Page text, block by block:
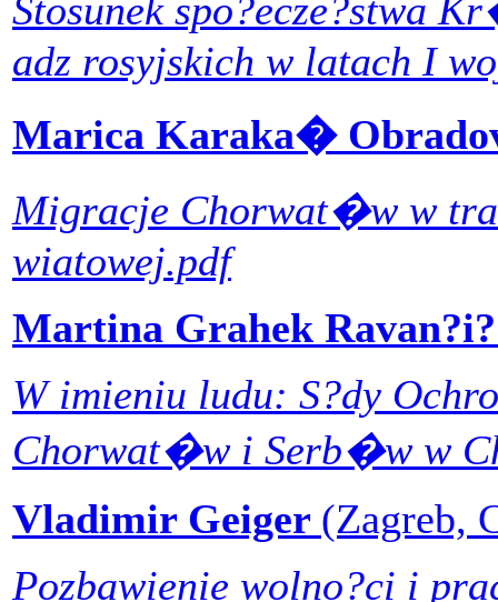
Stosunek spo?ecze?stwa
adz rosyjskich w latach I
Marica Karaka�
Migracje Chorwat�w w
wiatowej.pdf
Martina Grahek
W imieniu ludu: S?dy
Chorwat�w i Serb�w w
Vladimir Geiger (Zagreb,
Pozbawienie wolno?ci i